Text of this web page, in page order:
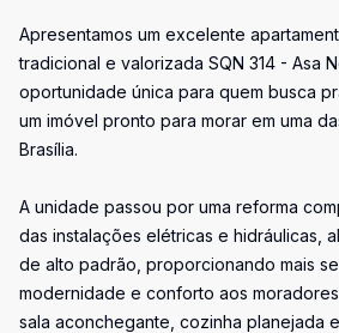
Apresentamos um excelente
tradicional e valorizada SQN 314 - Asa
oportunidade única para quem busca
um imóvel pronto para morar em uma
Brasília.
A unidade passou por uma reforma
das instalações elétricas e hidráulicas,
de alto padrão, proporcionando mais
modernidade e conforto aos
sala aconchegante, cozinha planejada